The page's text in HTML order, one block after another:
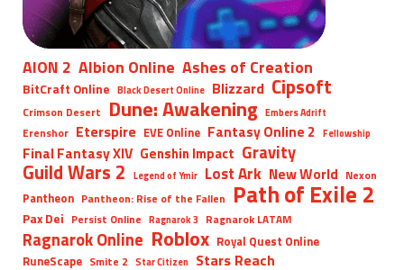
AION 2 Albion Online Ashes of Creation
BitCraft Online Black Desert Online Blizzard Cipsoft
Crimson Desert Dune: Awakening Embers Adrift
Erenshor Eterspire EVE Online Fantasy Online 2 Fellowship
Final Fantasy XIV Genshin Impact Gravity
Guild Wars 2 Legend of Ymir Lost Ark New World Nexon
Pantheon Pantheon: Rise of the Fallen Path of Exile 2
Pax Dei Persist Online Ragnarok 3 Ragnarok LATAM
Ragnarok Online Roblox Royal Quest Online
RuneScape Smite 2 Star Citizen Stars Reach